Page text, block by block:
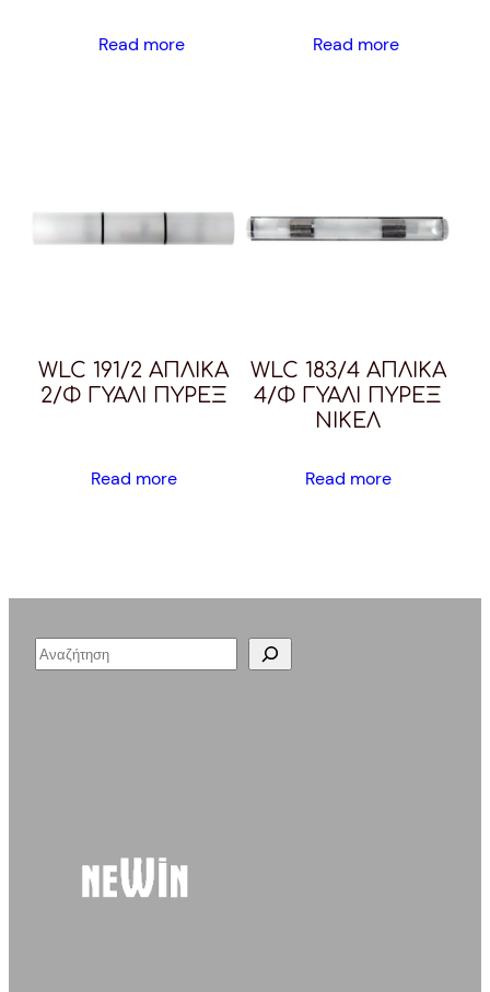
Read more Read more
WLC 191/2 ΑΠΛΙΚΑ
2/Φ ΓΥΑΛΙ ΠΥΡΕΞ
Read more
WLC 183/4 ΑΠΛΙΚΑ
4/Φ ΓΥΑΛΙ ΠΥΡΕΞ
ΝΙΚΕΛ
Read more
S